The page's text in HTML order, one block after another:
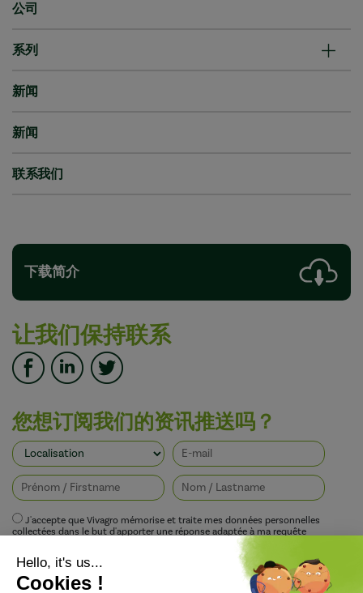
公司
系列
新闻
新闻
联系我们
下载简介
让我们保持联系
您想订阅我们的资讯推送吗？
J'accepte que Vivagro mémorise et traite mes données personnelles
collectées dans le but d'apporter une réponse adaptée à ma requête
conformément à la politique de protection de la vie privée de Vivagro.
I agree that Vivagro stores and processes my personal data collected in order
to provide an appropriate response to my request in accordance with
Vivagro's privacy policy.